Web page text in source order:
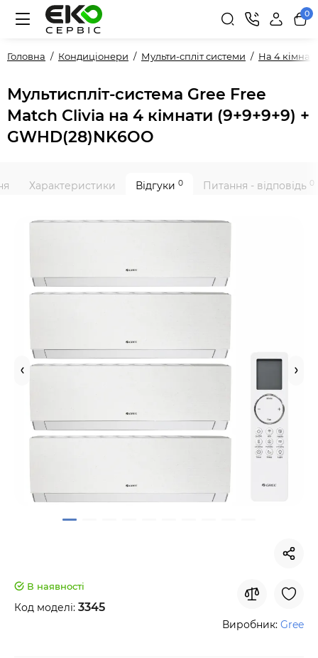
0
Головна Кондиціонери Мульти-спліт системи На 4
Мультиспліт-система Gree Free
Match Clivia на 4 кімнати (9+9+9+9) +
GWHD(28)NK6OO
Характеристики Відгуки 0 Питання - відповідь 0
В наявності
Код моделі: 3345
Виробник: Gree